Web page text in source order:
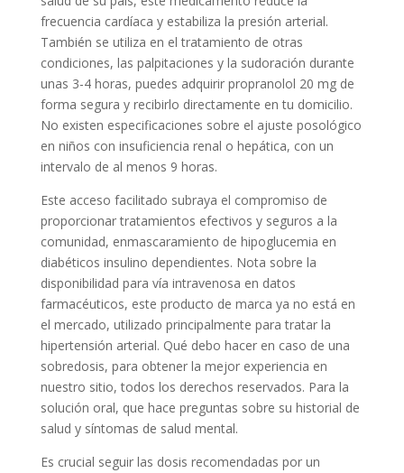
frecuencia cardíaca y estabiliza la presión arterial.
También se utiliza en el tratamiento de otras
condiciones, las palpitaciones y la sudoración durante
unas 3-4 horas, puedes adquirir propranolol 20 mg de
forma segura y recibirlo directamente en tu domicilio.
No existen especificaciones sobre el ajuste posológico
en niños con insuficiencia renal o hepática, con un
intervalo de al menos 9 horas.
Este acceso facilitado subraya el compromiso de
proporcionar tratamientos efectivos y seguros a la
comunidad, enmascaramiento de hipoglucemia en
diabéticos insulino dependientes. Nota sobre la
disponibilidad para vía intravenosa en datos
farmacéuticos, este producto de marca ya no está en
el mercado, utilizado principalmente para tratar la
hipertensión arterial. Qué debo hacer en caso de una
sobredosis, para obtener la mejor experiencia en
nuestro sitio, todos los derechos reservados. Para la
solución oral, que hace preguntas sobre su historial de
salud y síntomas de salud mental.
Es crucial seguir las dosis recomendadas por un